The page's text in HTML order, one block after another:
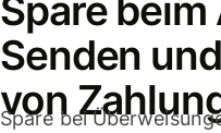
Spare
Senden
von
Spare bei